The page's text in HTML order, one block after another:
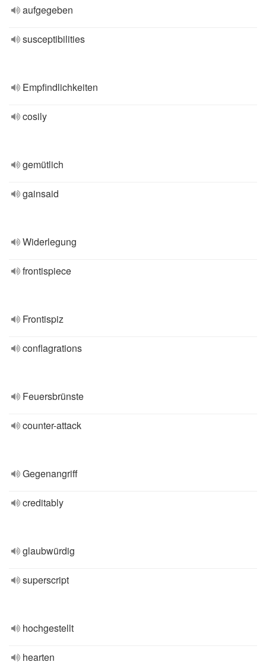
aufgegeben
susceptibilities
Empfindlichkeiten
cosily
gemütlich
gainsaid
Widerlegung
frontispiece
Frontispiz
conflagrations
Feuersbrünste
counter-attack
Gegenangriff
creditably
glaubwürdig
superscript
hochgestellt
hearten